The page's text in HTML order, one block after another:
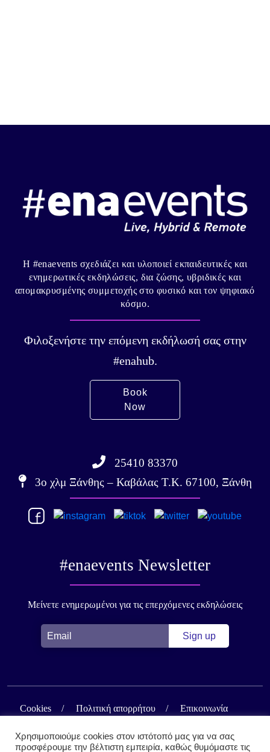
25410 83370
3ο χλμ Ξάνθης – Καβάλας Τ.Κ. 67100, Ξάνθη
Η #enaevents σχεδιάζει και υλοποιεί εκπαιδευτικές και
ενημερωτικές εκδηλώσεις, δια ζώσης, υβριδικές και
απομακρυσμένης συμμετοχής στο φυσικό και τον ψηφιακό
κόσμο.
Φιλοξενήστε την επόμενη εκδήλωσή σας στην
#enahub.
Book
Now
#enaevents Newsletter
Μείνετε ενημερωμένοι για τις επερχόμενες εκδηλώσεις
Cookies Πολιτική απορρήτου Επικοινωνία
Χρησιμοποιούμε cookies στον ιστότοπό μας για να σας
προσφέρουμε την βέλτιστη εμπειρία, καθώς θυμόμαστε τις